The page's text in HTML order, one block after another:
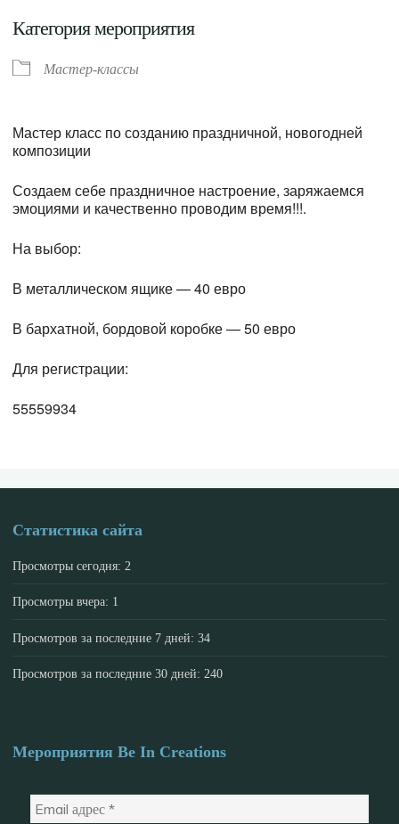
Категория мероприятия
Мастер-классы
Мастер класс по созданию праздничной, новогодней
композиции
Создаем себе праздничное настроение, заряжаемся
эмоциями и качественно проводим время!!!.
На выбор:
В металлическом ящике — 40 евро
В бархатной, бордовой коробке — 50 евро
Для регистрации:
55559934
Статистика сайта
Просмотры сегодня: 2
Просмотры вчера: 1
Просмотров за последние 7 дней:34
Просмотров за последние 30 дней: 240
Мероприятия Be In Creations